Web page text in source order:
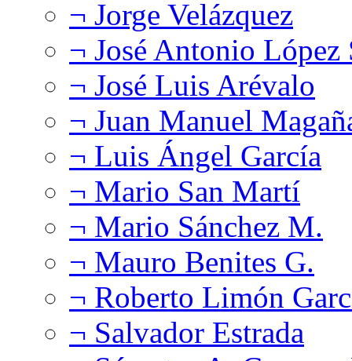
¬ Jorge Velázquez
¬ José Antonio López
¬ José Luis Arévalo
¬ Juan Manuel
¬ Luis Ángel García
¬ Mario San Martí
¬ Mario Sánchez M.
¬ Mauro Benites G.
¬ Roberto Limón
¬ Salvador Estrada